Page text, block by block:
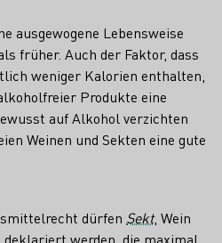
ausgewogene Lebensweise
früher. Auch der Faktor, dass
weniger Kalorien enthalten,
Produkte eine
auf Alkohol verzichten
Weinen und Sekten eine gute
dürfen Sekt, Wein
werden, die maximal